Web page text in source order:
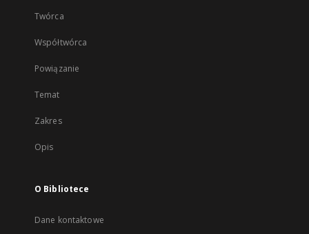
Twórca
Współtwórca
Powiązanie
Temat
Zakres
Opis
O Bibliotece
Dane kontaktowe